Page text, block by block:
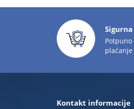
plaćanje
Kontakt informacije